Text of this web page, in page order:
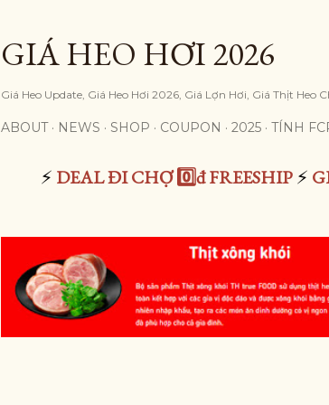
GIÁ HEO HƠI 2026
Giá Heo Update, Giá Heo Hơi 2026, Giá Lợn Hơi, Giá Thịt Heo
ABOUT NEWS SHOP COUPON 2025 TÍNH
⚡ DEAL ĐI CHỢ 0️⃣đ FREESHIP⚡